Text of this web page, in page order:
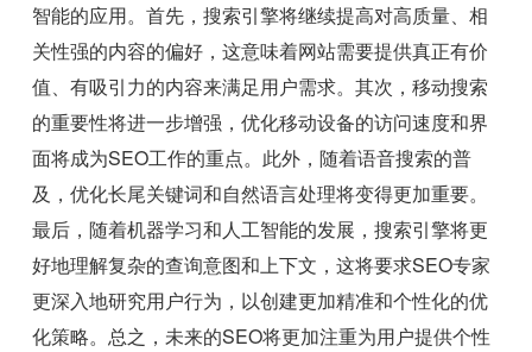
智能的应用。首先，搜索引擎将继续提高对高质量、相
关性强的内容的偏好，这意味着网站需要提供真正有价
值、有吸引力的内容来满足用户需求。其次，移动搜索
的重要性将进一步增强，优化移动设备的访问速度和界
面将成为SEO工作的重点。此外，随着语音搜索的普
及，优化长尾关键词和自然语言处理将变得更加重要。
最后，随着机器学习和人工智能的发展，搜索引擎将更
好地理解复杂的查询意图和上下文，这将要求SEO专家
更深入地研究用户行为，以创建更加精准和个性化的优
化策略。总之，未来的SEO将更加注重为用户提供个性